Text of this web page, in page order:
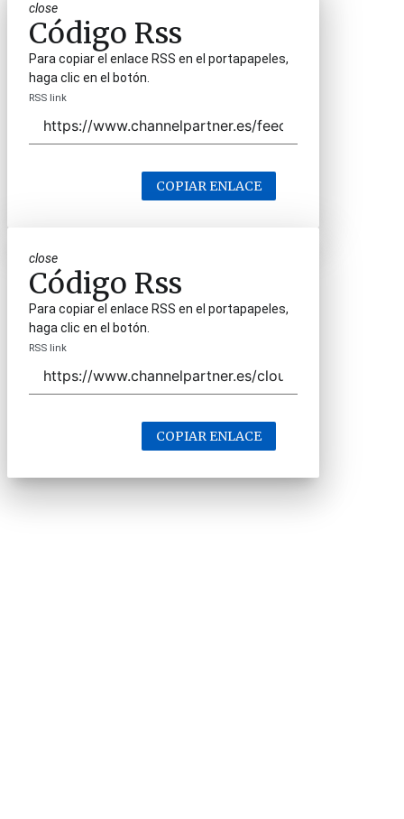
close
Código Rss
Para copiar el enlace RSS en el portapapeles,
haga clic en el botón.
RSS link
COPIAR ENLACE
close
Código Rss
Para copiar el enlace RSS en el portapapeles,
haga clic en el botón.
RSS link
COPIAR ENLACE